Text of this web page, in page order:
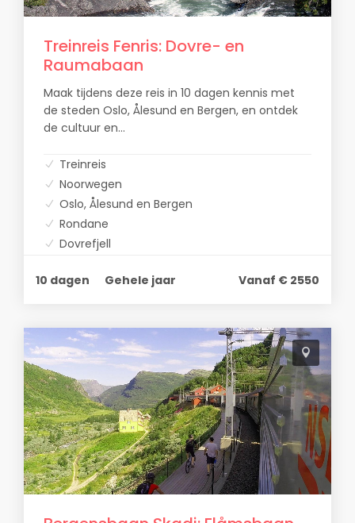
Treinreis Fenris: Dovre- en
Raumabaan
Maak tijdens deze reis in 10 dagen kennis met
de steden Oslo, Ålesund en Bergen, en ontdek
de cultuur en...
Treinreis
Noorwegen
Oslo, Ålesund en Bergen
Rondane
Dovrefjell
Raumabaan
10 dagen Gehele jaar Vanaf € 2550